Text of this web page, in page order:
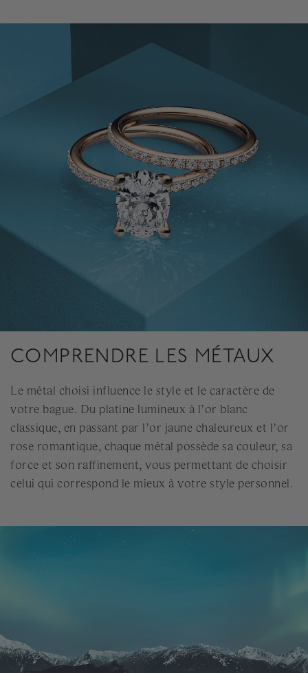
COMPRENDRE LES MÉTAUX
Le métal choisi influence le style et le caractère de
votre bague. Du platine lumineux à l’or blanc
classique, en passant par l’or jaune chaleureux et l’or
rose romantique, chaque métal possède sa couleur, sa
force et son raffinement, vous permettant de choisir
celui qui correspond le mieux à votre style personnel.